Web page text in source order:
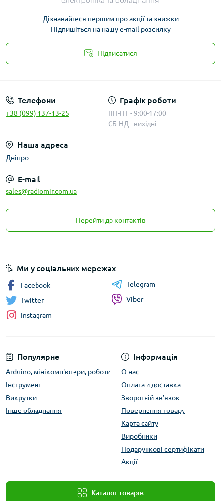
Дізнавайтеся першим про акції та знижки
Підпишіться на нашу e-mail розсилку
Підписатися
Телефони
+38 (099) 137-13-25
Графік роботи
ПН-ПТ - 9:00-17:00
СБ-НД - вихідні
Наша адреса
Дніпро
E-mail
sales@radiomir.com.ua
Перейти до контактів
Популярне
Arduino, мінікомп'ютери, роботи
Інструмент
Викрутки
Інше обладнання
Інформація
О нас
Оплата и доставка
Зворотній зв’язок
Повернення товару
Карта сайту
Виробники
Подарункові сертифікати
Акції
Каталог товарів
Ми у соціальних мережах
Facebook
Twitter
Instagram
Telegram
Viber